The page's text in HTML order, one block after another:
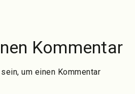
Kommentar
sein, um einen Kommentar